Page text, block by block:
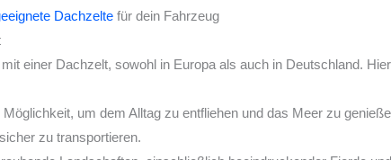
Dachzelte für dein Fahrzeug
einer Dachzelt, sowohl in Europa als auch in Deutschland.
um dem Alltag zu entfliehen und das Meer zu
zu transportieren.